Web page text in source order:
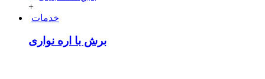
+
خدمات
برش با اره نواری